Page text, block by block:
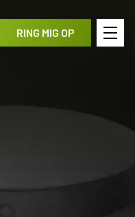
RING MIG OP